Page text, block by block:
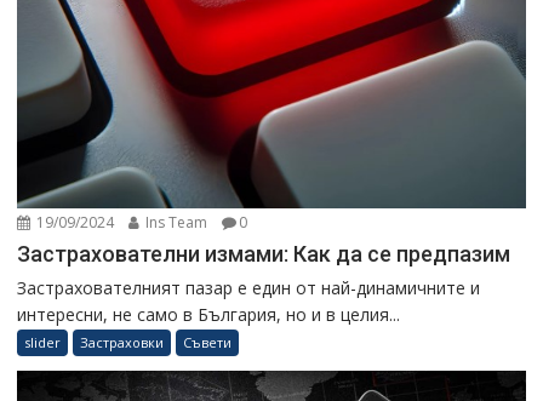
19/09/2024 Ins Team 0
Застрахователни измами: Как да се предпазим
Застрахователният пазар е един от най-динамичните и
интересни, не само в България, но и в целия...
slider Застраховки Съвети